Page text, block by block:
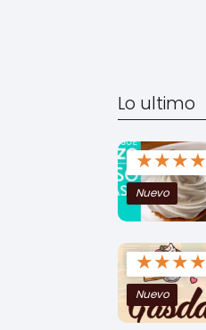
Lo ultimo
★★★★
Nuevo
★★★★
Nuevo